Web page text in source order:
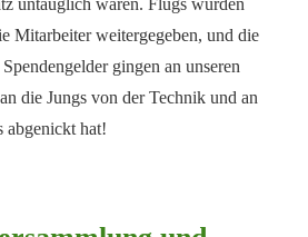
untauglich waren. Flugs wurden
Mitarbeiter weitergegeben, und die
gingen an unseren
die Jungs von der Technik und an
abgenickt hat!